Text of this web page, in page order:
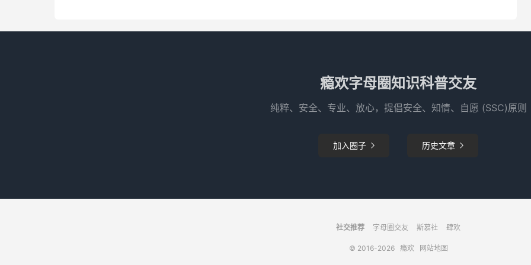
瘾欢字母圈知识科普交友
纯粹、安全、专业、放心，提倡安全、知情、自愿 (SSC)原则
加入圈子  历史文章 
社交推荐 字母圈交友 斯慕社 肆欢
© 2016-2026 瘾欢 网站地图